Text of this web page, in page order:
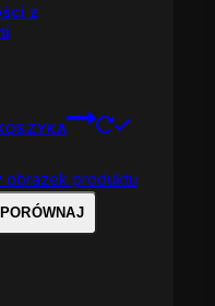
z
PORÓWNAJ